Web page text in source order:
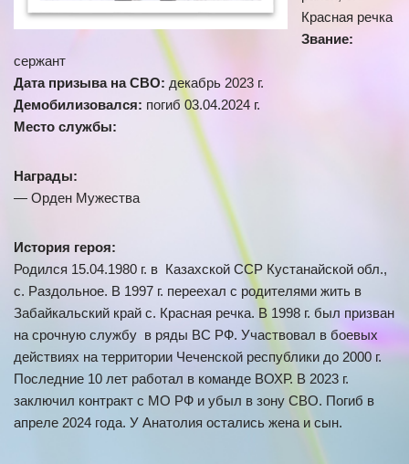
Красная речка
Звание:
сержант
Дата призыва на СВО: декабрь 2023 г.
Демобилизовался: погиб 03.04.2024 г.
Место службы:
Награды:
— Орден Мужества
История героя:
Родился 15.04.1980 г. в Казахской ССР Кустанайской обл.,
с. Раздольное. В 1997 г. переехал с родителями жить в
Забайкальский край с. Красная речка. В 1998 г. был призван
на срочную службу в ряды ВС РФ. Участвовал в боевых
действиях на территории Чеченской республики до 2000 г.
Последние 10 лет работал в команде ВОХР. В 2023 г.
заключил контракт с МО РФ и убыл в зону СВО. Погиб в
апреле 2024 года. У Анатолия остались жена и сын.